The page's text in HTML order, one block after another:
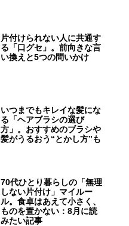
片付けられない人に共通す
る「口グセ」。前向きな言
い換えと5つの問いかけ
いつまでもキレイな髪にな
る「ヘアブラシの選び
方」。おすすめのブラシや
髪がうるおう“とかし方”も
70代ひとり暮らしの「無理
しない片付け」マイルー
ル。食卓はあえて小さく、
ものを置かない：8月に読
みたい記事